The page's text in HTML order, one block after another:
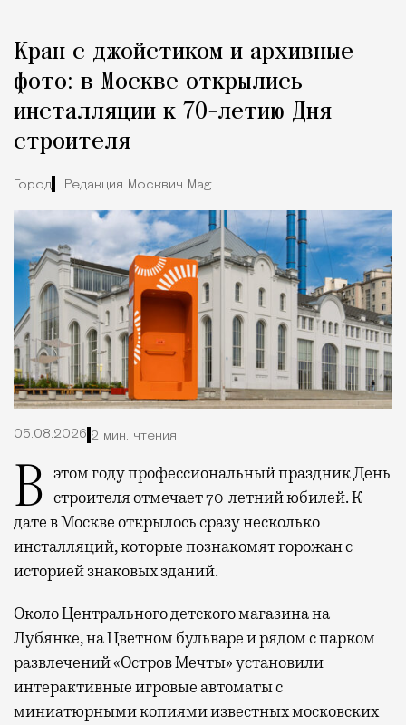
Кран с джойстиком и архивные
фото: в Москве открылись
инсталляции к 70-летию Дня
строителя
Город Редакция Москвич Mag
05.08.2026 2 мин. чтения
В этом году профессиональный праздник День строителя отмечает 70-летний юбилей. К
дате в Москве открылось сразу несколько
инсталляций, которые познакомят горожан с
историей знаковых зданий.
Около Центрального детского магазина на
Лубянке, на Цветном бульваре и рядом с парком
развлечений «Остров Мечты» установили
интерактивные игровые автоматы с
миниатюрными копиями известных московских